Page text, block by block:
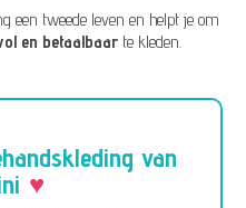
een tweede leven en helpt je om
en betaalbaar te kleden.
van